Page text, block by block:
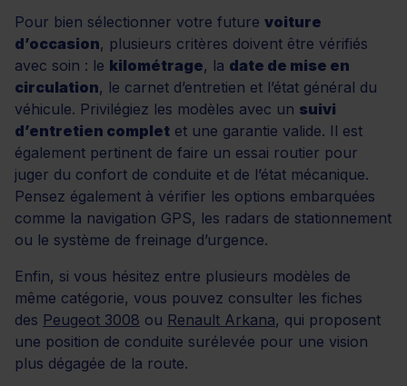
Pour bien sélectionner votre future voiture
d’occasion, plusieurs critères doivent être vérifiés
avec soin : le kilométrage, la date de mise en
circulation, le carnet d’entretien et l’état général du
véhicule. Privilégiez les modèles avec un suivi
d’entretien complet et une garantie valide. Il est
également pertinent de faire un essai routier pour
juger du confort de conduite et de l’état mécanique.
Pensez également à vérifier les options embarquées
comme la navigation GPS, les radars de stationnement
ou le système de freinage d’urgence.
Enfin, si vous hésitez entre plusieurs modèles de
même catégorie, vous pouvez consulter les fiches
des Peugeot 3008 ou Renault Arkana, qui proposent
une position de conduite surélevée pour une vision
plus dégagée de la route.